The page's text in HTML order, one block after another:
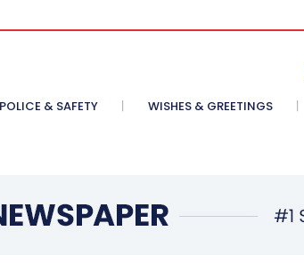
POLICE & SAFETY WISHES & GREETINGS